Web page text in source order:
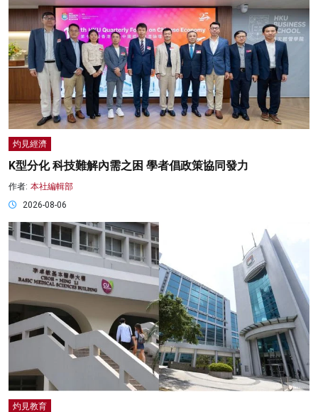
灼見經濟
K型分化 科技難解內需之困 學者倡政策協同發力
作者: 本社編輯部
2026-08-06
灼見教育